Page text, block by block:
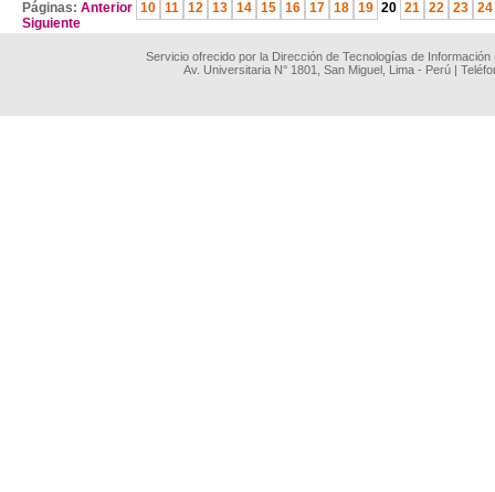
Páginas: Anterior 10 11 12 13 14 15 16 17 18 19 20 21 22 23 24
Siguiente
Servicio ofrecido por la Dirección de Tecnologías de
Av. Universitaria N° 1801, San Miguel, Lima - Perú |